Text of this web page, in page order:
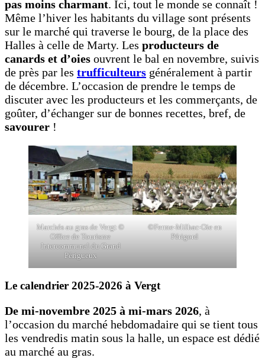
pas moins charmant. Ici, tout le monde se connaît !
Même l’hiver les habitants du village sont présents
sur le marché qui traverse le bourg, de la place des
Halles à celle de Marty. Les producteurs de
canards et d’oies ouvrent le bal en novembre, suivis
de près par les trufficulteurs généralement à partir
de décembre. L’occasion de prendre le temps de
discuter avec les producteurs et les commerçants, de
goûter, d’échanger sur de bonnes recettes, bref, de
savourer !
Marchés au gras de Vergt ©
Office de Tourisme
Intercommunal du Grand
Périgueux
©Ferme-Milhac-Oie en
Périgord
Le calendrier 2025-2026 à Vergt
De mi-novembre 2025 à mi-mars 2026, à
l’occasion du marché hebdomadaire qui se tient tous
les vendredis matin sous la halle, un espace est dédié
au marché au gras.